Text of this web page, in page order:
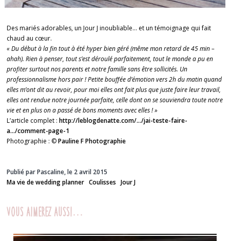
Des mariés adorables, un Jour J inoubliable… et un témoignage qui fait
chaud au cœur.
« Du début à la fin tout à été hyper bien géré (même mon retard de 45 min –
ahah). Rien à penser, tout s’est déroulé parfaitement, tout le monde a pu en
profiter surtout nos parents et notre famille sans être sollicités. Un
professionnalisme hors pair ! Petite bouffée d’émotion vers 2h du matin quand
elles m’ont dit au revoir, pour moi elles ont fait plus que juste faire leur travail,
elles ont rendue notre journée parfaite, celle dont on se souviendra toute notre
vie et en plus on a passé de bons moments avec elles ! »
L’article complet :http://leblogdenatte.com/…/jai-teste-faire-
a…/comment-page-1
Photographie : ©Pauline F Photographie
Publié par Pascaline, le 2 avril 2015
Ma vie de wedding planner Coulisses Jour J
Vous aimerez aussi...